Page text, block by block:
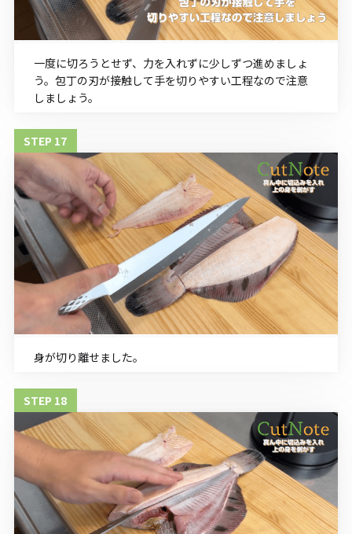
一度に切ろうとせず、力を入れずに少しずつ進めましょ
う。包丁の刃が接触して手を切りやすい工程なので注意
しましょう。
身が切り離せました。